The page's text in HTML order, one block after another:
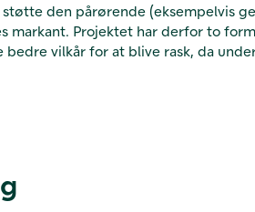
den pårørende (eksempelvis
Projektet har derfor to
bedre vilkår for at blive rask, da